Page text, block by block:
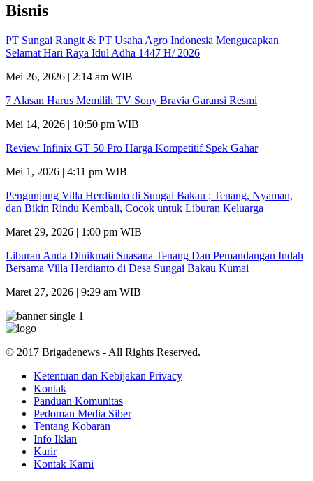
Bisnis
PT Sungai Rangit & PT Usaha Agro Indonesia Mengucapkan
Selamat Hari Raya Idul Adha 1447 H/ 2026
Mei 26, 2026 | 2:14 am WIB
7 Alasan Harus Memilih TV Sony Bravia Garansi Resmi
Mei 14, 2026 | 10:50 pm WIB
Review Infinix GT 50 Pro Harga Kompetitif Spek Gahar
Mei 1, 2026 | 4:11 pm WIB
Pengunjung Villa Herdianto di Sungai Bakau ; Tenang, Nyaman,
dan Bikin Rindu Kembali, Cocok untuk Liburan Keluarga
Maret 29, 2026 | 1:00 pm WIB
Liburan Anda Dinikmati Suasana Tenang Dan Pemandangan Indah
Bersama Villa Herdianto di Desa Sungai Bakau Kumai
Maret 27, 2026 | 9:29 am WIB
© 2017 Brigadenews - All Rights Reserved.
Ketentuan dan Kebijakan Privacy
Kontak
Panduan Komunitas
Pedoman Media Siber
Tentang Kobaran
Info Iklan
Karir
Kontak Kami